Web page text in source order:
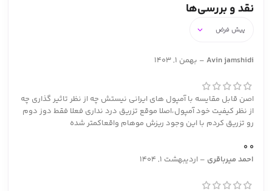
نقد و بررسی‌ها
Avin jamshidi
– بهمن 1, 1403
اصن قابل مقایسه با آمپول های ایرانی نیستش چه از نظر تاثیر گذاری چه
از نظر کیفیت خود آمپول،اصلا موقع تزریق درد نداری فعلا فقط دوز دوم
رو تزریق کردم با این وجود ریزش موهام واقعاکمتر شده
0
0
احمد میرباقری – اردیبهشت 1, 1404